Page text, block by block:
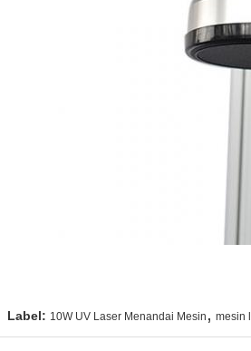
Label: 10W UV Laser Menandai Mesin , mesin